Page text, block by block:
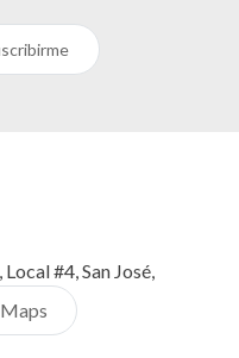
#4, San José,